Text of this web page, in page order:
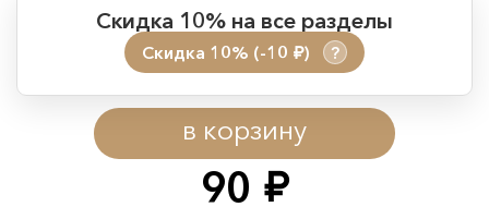
90 руб.
в корзину
Скидка 10% на все разделы
Скидка 10% (-10 руб.) ?
Период действия акции:
Начало:
08.08.2026 00:01
Окончание:
09.08.2026 23:59
Время до окончания: